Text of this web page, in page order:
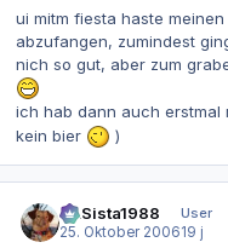
ui mitm fiesta haste
abzufangen, zumindest
nich so gut, aber zum
ich hab dann auch erstmal
kein bier
)
LiLSista1988
User
25. Oktober 200619 j